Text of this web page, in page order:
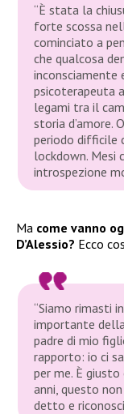
“È stata la
forte scossa
cominciato a
che qualcosa
psicoterapeuta
legami tra il
storia d’amore.
periodo difficile
lockdown. Mesi
introspezione
Ma come vanno
D’Alessio? Ecco
“Siamo rimasti
importante
padre di mio
rapporto: io ci
per me. È
anni, questo
detto e